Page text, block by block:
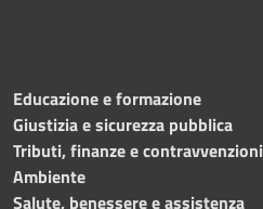
Educazione e formazione
Giustizia e sicurezza pubblica
Tributi, finanze e contravvenzioni
Ambiente
Salute, benessere e assistenza